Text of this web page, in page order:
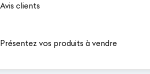
Avis clients
Présentez vos produits à vendre